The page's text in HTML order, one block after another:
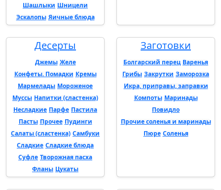
Шашлыки Шницели
Эскалопы Яичные блюда
Десерты
Джемы Желе
Конфеты. Помадки Кремы
Мармелады Мороженое
Муссы Напитки (сластенка)
Несладкие Парфе Пастила
Пасты Прочее Пудинги
Салаты (сластенка) Самбуки
Сладкие Сладкие блюда
Суфле Творожная пасха
Фланы Цукаты
Заготовки
Болгарский перец Варенья
Грибы Закрутки Заморозка
Икра, приправы, заправки
Компоты Маринады
Повидло
Прочие соленья и маринады
Пюре Соленья